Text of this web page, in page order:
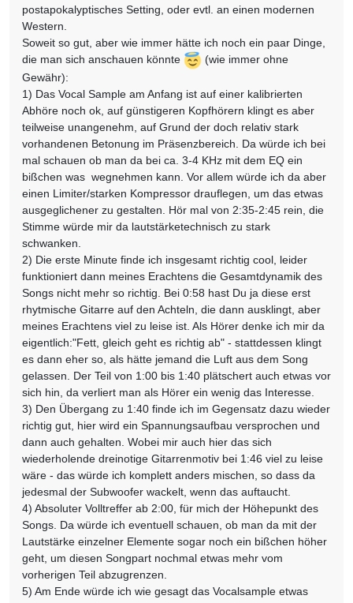
postapokalyptisches Setting, oder evtl. an einen modernen
Western.
Soweit so gut, aber wie immer hätte ich noch ein paar Dinge,
die man sich anschauen könnte
(wie immer ohne
Gewähr):
1) Das Vocal Sample am Anfang ist auf einer kalibrierten
Abhöre noch ok, auf günstigeren Kopfhörern klingt es aber
teilweise unangenehm, auf Grund der doch relativ stark
vorhandenen Betonung im Präsenzbereich. Da würde ich bei
mal schauen ob man da bei ca. 3-4 KHz mit dem EQ ein
bißchen was wegnehmen kann. Vor allem würde ich da aber
einen Limiter/starken Kompressor drauflegen, um das etwas
ausgeglichener zu gestalten. Hör mal von 2:35-2:45 rein, die
Stimme würde mir da lautstärketechnisch zu stark
schwanken.
2) Die erste Minute finde ich insgesamt richtig cool, leider
funktioniert dann meines Erachtens die Gesamtdynamik des
Songs nicht mehr so richtig. Bei 0:58 hast Du ja diese erst
rhytmische Gitarre auf den Achteln, die dann ausklingt, aber
meines Erachtens viel zu leise ist. Als Hörer denke ich mir da
eigentlich:"Fett, gleich geht es richtig ab" - stattdessen klingt
es dann eher so, als hätte jemand die Luft aus dem Song
gelassen. Der Teil von 1:00 bis 1:40 plätschert auch etwas vor
sich hin, da verliert man als Hörer ein wenig das Interesse.
3) Den Übergang zu 1:40 finde ich im Gegensatz dazu wieder
richtig gut, hier wird ein Spannungsaufbau versprochen und
dann auch gehalten. Wobei mir auch hier das sich
wiederholende dreinotige Gitarrenmotiv bei 1:46 viel zu leise
wäre - das würde ich komplett anders mischen, so dass da
jedesmal der Subwoofer wackelt, wenn das auftaucht.
4) Absoluter Volltreffer ab 2:00, für mich der Höhepunkt des
Songs. Da würde ich eventuell schauen, ob man da mit der
Lautstärke einzelner Elemente sogar noch ein bißchen höher
geht, um diesen Songpart nochmal etwas mehr vom
vorherigen Teil abzugrenzen.
5) Am Ende würde ich wie gesagt das Vocalsample etwas